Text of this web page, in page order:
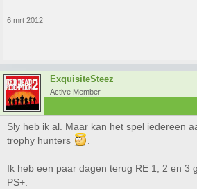
6 mrt 2012
ExquisiteSteez
Active Member
Sly heb ik al. Maar kan het spel iedereen
trophy hunters
Ik heb een paar dagen terug RE 1, 2 en 3
PS+.